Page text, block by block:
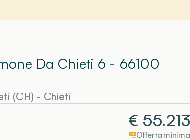
Da Chieti 6 - 66100
(CH) - Chieti
€ 55.213
Offerta minima